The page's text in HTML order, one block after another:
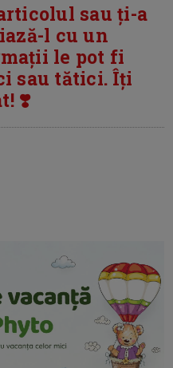
sau ți-a
l cu un
le pot fi
sau tătici. Îți
❣️